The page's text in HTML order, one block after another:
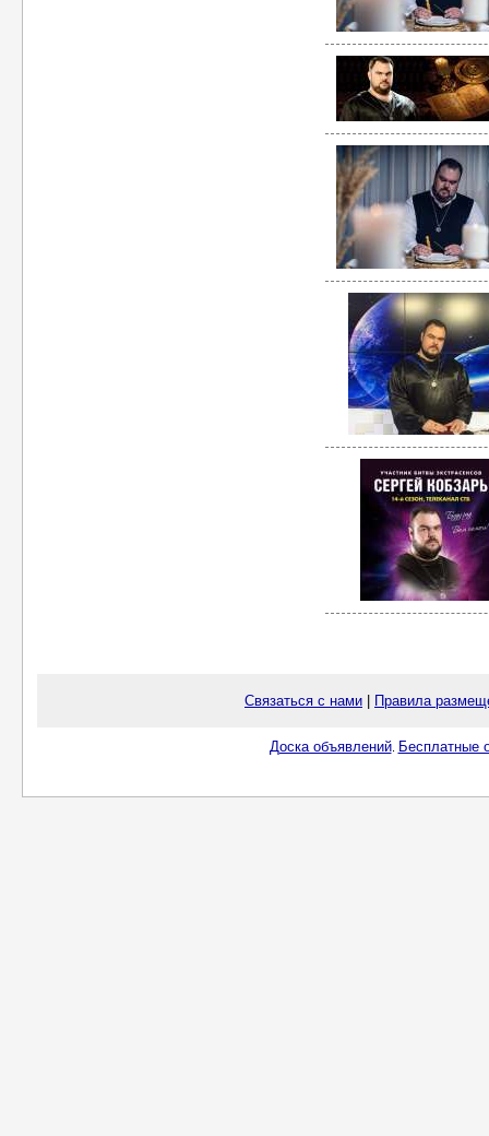
Связаться с нами Правила
Доска объявлений. Бесплатные